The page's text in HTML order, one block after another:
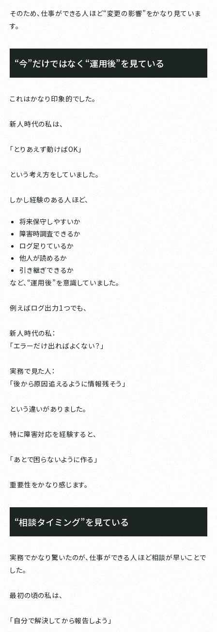
そのため、仕事ができる人ほど“変更の影響”をかなり見ていま
す。
“今”だけではなく“運用後”を見ている
これはかなり印象的でした。
新人時代の私は、
「とりあえず動けばOK」
という考え方をしていました。
しかし経験のある人ほど、
将来保守しやすいか
障害時調査できるか
ログ足りているか
他人が読めるか
引き継ぎできるか
など、“運用後”を意識していました。
例えばログ出力1つでも、
新人時代の私：
「エラーだけ出ればよくない？」
実務で見た人：
「後から原因追えるように情報残そう」
という違いがありました。
特に障害対応を経験すると、
「あとで困らないように作る」
重要性をかなり感じます。
“相談タイミング”を見ている
実務でかなり驚いたのが、仕事ができる人ほど相談が早いことで
した。
最初の頃の私は、
「自分で解決してから報告しよう」